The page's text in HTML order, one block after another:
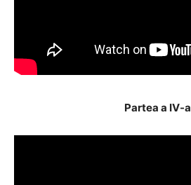
Partea a IV-a